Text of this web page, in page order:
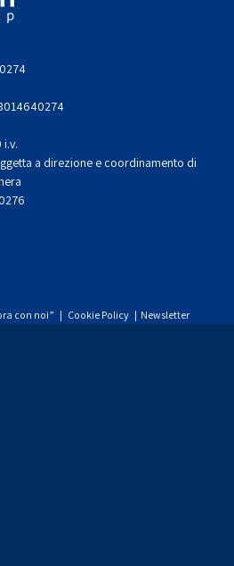
a direzione e coordinamento di
con noi” | Cookie Policy | Newsletter